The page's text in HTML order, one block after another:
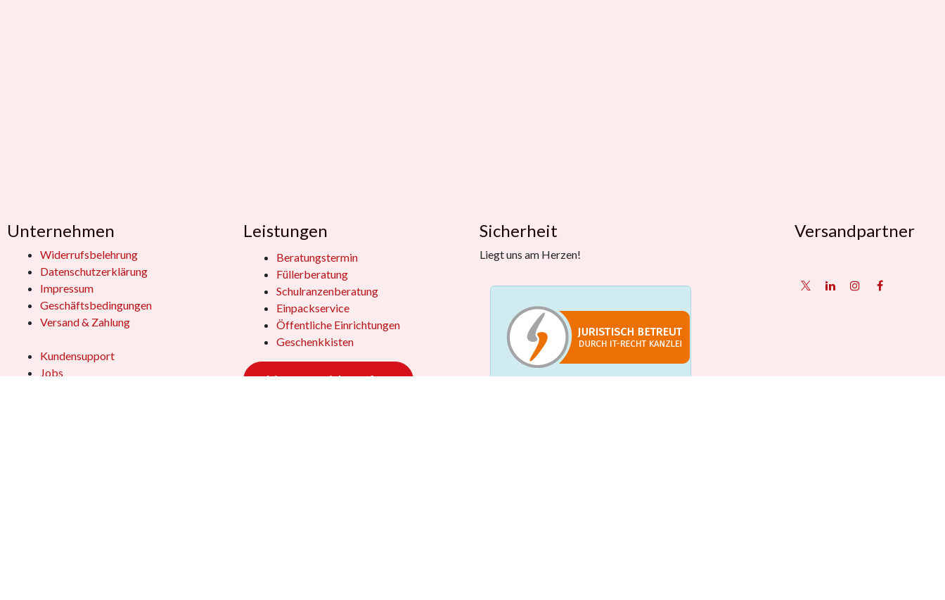
Unternehmen
Widerrufsbelehrung
Datenschutzerklärung
Impressum
Geschäftsbedingungen
Versand & Zahlung
Kundensupport
Jobs
Versandpartner
Sicherheit
Liegt uns am Herzen!
Leistungen
Beratungstermin
Füllerberatung
Schulranzenberatung
Einpackservice
Öffentliche Einrichtungen
Geschenkkisten
Vertrag widerrufen